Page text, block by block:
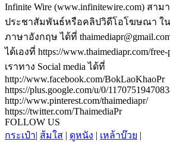
Infinite Wire (www.infinitewire.com) สาม
ประชาสัมพันธ์หรือคลิปวิดีโอโฆษณา ใ
ภาษาอังกฤษ ได้ที่
ได้เองที่ https://www.thaimediapr.com/
เราทาง Social media ได้ที่
http://www.facebook.com/BokLaoKhaoPr
https://plus.google.com/u/0/
http://www.pinterest.com/thaimediapr/
https://twitter.com/ThaimediaPr
FOLLOW US
กระเป๋า| ส้มใส | ดูหนัง | เหล้าบ๊วย |